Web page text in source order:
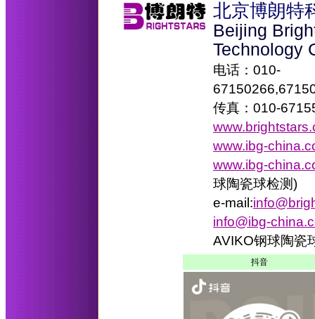
北京博朗特
Beijing
Technology
电话：010-
传真：010-
www.ibg-
www.ibg-
球陶瓷球检测)
e-mail:
info@ibg-
AVIKO钢球陶瓷
抖音